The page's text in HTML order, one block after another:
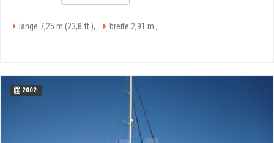
länge 7,25 m.(23,8 ft.), breite 2,91 m.,
2002